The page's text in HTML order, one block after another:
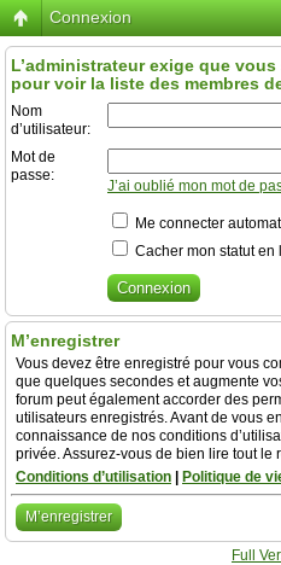
Connexion
L’administrateur exige que
pour voir la liste des membres
Nom
d’utilisateur:
Mot de
passe:
J’ai oublié mon mot de
Me connecter
Cacher mon statut en
M’enregistrer
Vous devez être enregistré pour vous
que quelques secondes et augmente
forum peut également accorder des
utilisateurs enregistrés. Avant de vous
connaissance de nos conditions
privée. Assurez-vous de bien lire tout le
Conditions d’utilisation
Politique de
M’enregistrer
Full